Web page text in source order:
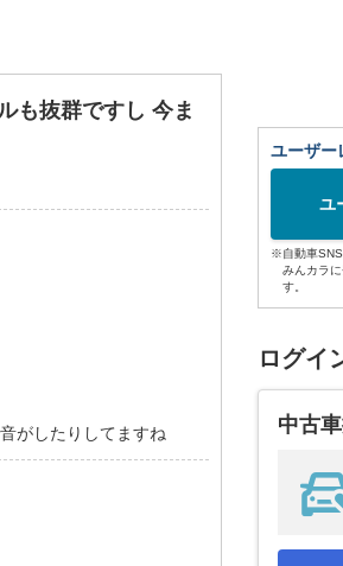
も抜群ですし 今ま
がしたりしてますね
ユーザー
ユ
※自動車SNS
みんカラ
す。
ログイ
中古